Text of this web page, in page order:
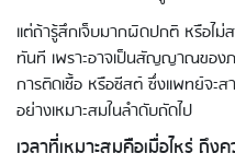
แต่ถ้ารู้สึกเจ็บมากผิดปกติ หรือไม่
ทันที เพราะอาจเป็นสัญญาณของ
การติดเชื้อ หรือซีสต์ ซึ่งแพทย์จะสา
อย่างเหมาะสมในลำดับถัดไป
เวลาที่เหมาะสมคือเมื่อไหร่ ถึงค